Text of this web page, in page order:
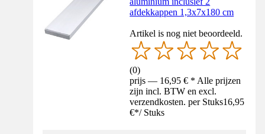
afdekkappen 1,3x7x180 cm
Artikel is nog niet beoordeeld.
(0)
prijs — 16,95 € * Alle prijzen
zijn incl. BTW en excl.
verzendkosten. per Stuks16,95
€*/ Stuks